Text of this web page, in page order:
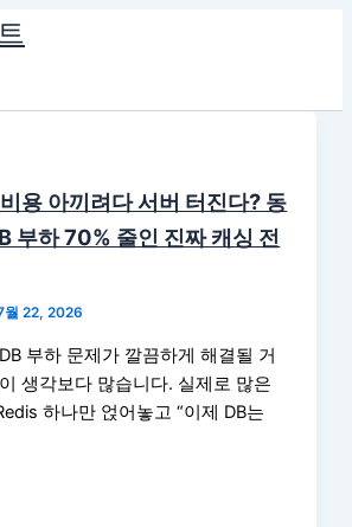
용 아끼려다 서버 터진다? 동
부하 70% 줄인 진짜 캐싱 전
월 22, 2026
부하 문제가 깔끔하게 해결될 거
생각보다 많습니다. 실제로 많은
하나만 얹어놓고 “이제 DB는